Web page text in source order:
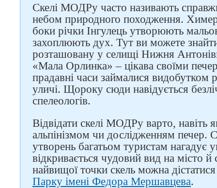
Скелі МОДРу часто називають
небом природного походження.
боки річки Інгулець утворюють
захоплюють дух. Тут ви можете
розташовану у селищі Нижня
«Мала Орлинка» – цікава своїми
прадавні часи займалися видобутком
уличі. Щороку сюди навідується безліч
спелеологів.
Відвідати скелі МОДРу варто, навіть
альпінізмом чи дослідженням печер.
утворень багатьом туристам нагадує
відкривається чудовий вид на місто й
найвищої точки скель можна
Парку імені Федора Мершавцева.
Слідкуйте за нами в
соцмережах